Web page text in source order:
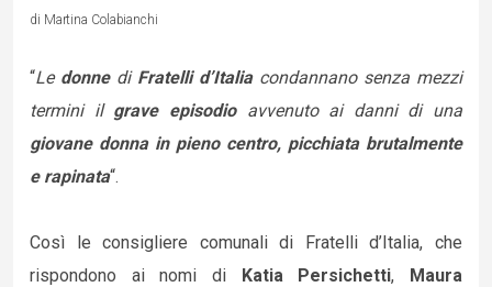
di Martina Colabianchi
“Le donnedi Fratelli d’Italiacondannano senza mezzi
termini il grave episodioavvenuto ai danni di una
giovane donna in pieno centro, picchiata brutalmente
e rapinata“.
Così le consigliere comunali di Fratelli d’Italia, che
rispondono ai nomi di Katia Persichetti, Maura